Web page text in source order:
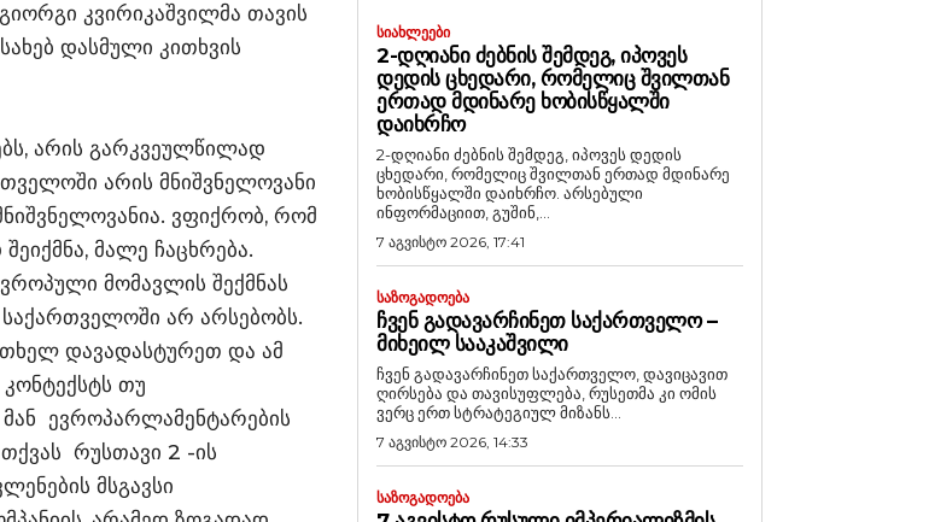
კვირიკაშვილმა თავის
დასმული კითხვის
არის გარკვეულწილად
არის მნიშვნელოვანი
ვფიქრობ, რომ
მალე ჩაცხრება.
მომავლის შექმნას
არ არსებობს.
დავადასტურეთ და ამ
თუ
მან ევროპარლამენტარების
რუსთავი 2 -ის
მსგავსი
ᲡᲘᲐᲮᲚᲔᲔᲑᲘ
2-ᲓᲦᲘᲐᲜᲘ ᲫᲔᲑᲜᲘᲡ ᲨᲔᲛᲓᲔᲒ, ᲘᲞᲝᲕᲔᲡ
ᲓᲔᲓᲘᲡ ᲪᲮᲔᲓᲐᲠᲘ, ᲠᲝᲛᲔᲚᲘᲪ ᲨᲕᲘᲚᲗᲐᲜ
ᲔᲠᲗᲐᲓ ᲛᲓᲘᲜᲐᲠᲔ ᲮᲝᲑᲘᲡᲬᲧᲐᲚᲨᲘ
ᲓᲐᲘᲮᲠᲩᲝ
2-დღიანი ძებნის შემდეგ, იპოვეს დედის
ცხედარი, რომელიც შვილთან ერთად მდინარე
ხობისწყალში დაიხრჩო. არსებული
ინფორმაციით, გუშინ,...
7 აგვისტო 2026, 17:41
ᲡᲐᲖᲝᲒᲐᲓᲝᲔᲑᲐ
ᲩᲕᲔᲜ ᲒᲐᲓᲐᲕᲐᲠᲩᲘᲜᲔᲗ ᲡᲐᲥᲐᲠᲗᲕᲔᲚᲝ –
ᲛᲘᲮᲔᲘᲚ ᲡᲐᲐᲙᲐᲨᲕᲘᲚᲘ
ჩვენ გადავარჩინეთ საქართველო, დავიცავით
ღირსება და თავისუფლება, რუსეთმა კი ომის
ვერც ერთ სტრატეგიულ მიზანს...
7 აგვისტო 2026, 14:33
ᲡᲐᲖᲝᲒᲐᲓᲝᲔᲑᲐ